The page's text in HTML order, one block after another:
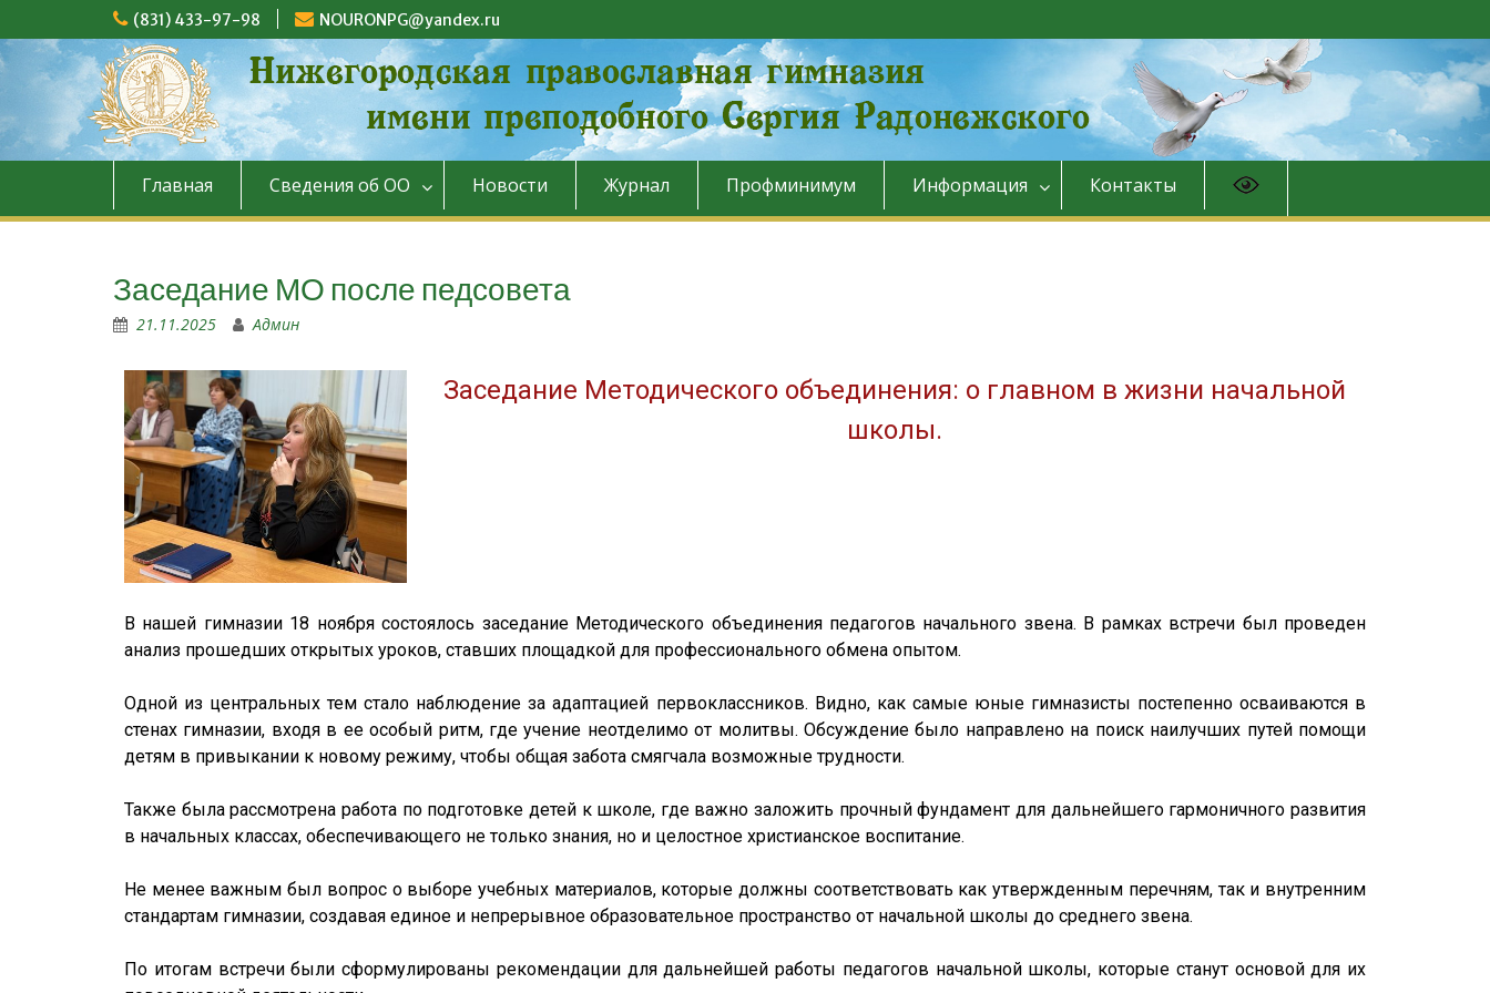
(831) 433-97-98 NOURONPG@yandex.ru
Главная Сведения об ОО Новости Журнал Профминимум Информация Контакты
Заседание МО после педсовета
21.11.2025 Админ
Заседание Методического объединения: о главном в жизни начальной
школы.
В нашей гимназии 18 ноября состоялось заседание Методического объединения педагогов начального звена. В рамках встречи был проведен
анализ прошедших открытых уроков, ставших площадкой для профессионального обмена опытом.
Одной из центральных тем стало наблюдение за адаптацией первоклассников. Видно, как самые юные гимназисты постепенно осваиваются в
стенах гимназии, входя в ее особый ритм, где учение неотделимо от молитвы. Обсуждение было направлено на поиск наилучших путей помощи
детям в привыкании к новому режиму, чтобы общая забота смягчала возможные трудности.
Также была рассмотрена работа по подготовке детей к школе, где важно заложить прочный фундамент для дальнейшего гармоничного развития
в начальных классах, обеспечивающего не только знания, но и целостное христианское воспитание.
Не менее важным был вопрос о выборе учебных материалов, которые должны соответствовать как утвержденным перечням, так и внутренним
стандартам гимназии, создавая единое и непрерывное образовательное пространство от начальной школы до среднего звена.
По итогам встречи были сформулированы рекомендации для дальнейшей работы педагогов начальной школы, которые станут основой для их